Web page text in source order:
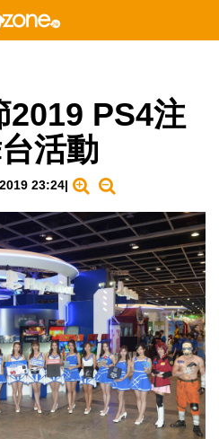
2019 PS4注
活動
23:24|